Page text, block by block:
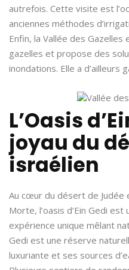
autrefois. Cette visite est
anciennes méthodes
Enfin, la Vallée des
gazelles et propose des
inondations. Elle a d’ailleurs
L’Oasis
joyau du
israélien
Au cœur du désert de Judée
Morte, l’oasis d’Ein Gedi
expérience unique mêlant
Gedi est une réserve
luxuriante et ses sources